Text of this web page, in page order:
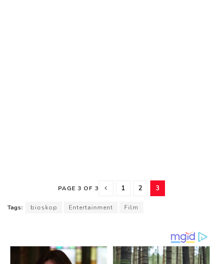
PAGE 3 OF 3 1 2 3
Tags: bioskop Entertainment Film